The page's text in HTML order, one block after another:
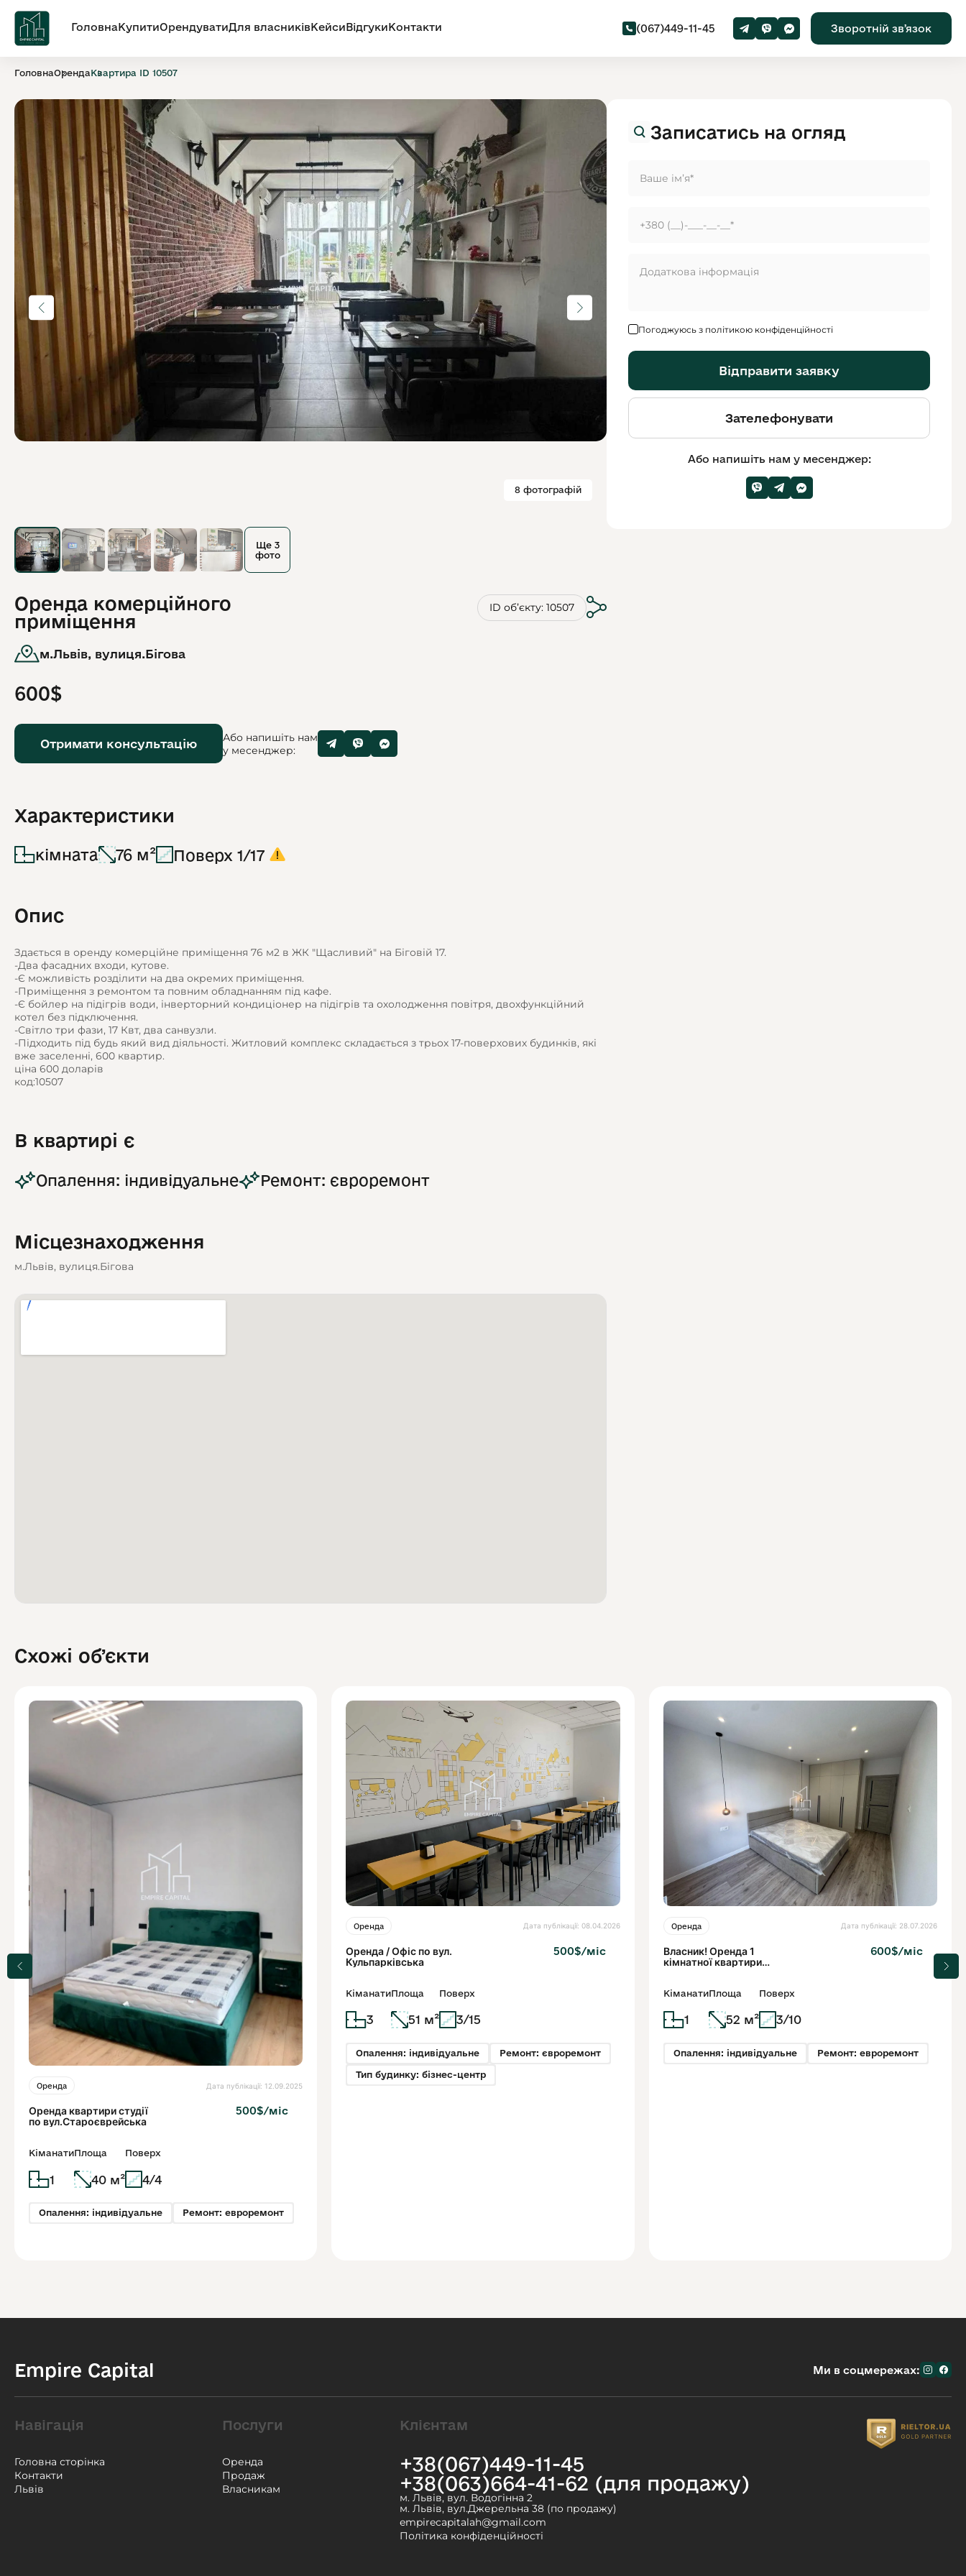
ГоловнаКупитиОрендуватиДля власниківКейсиВідгукиКонтакти (067)449-11-45 Зворотній звʼязок
ГоловнаОрендаКвартира ID 10507
8 фотографій
Ще 3
фото
Оренда комерційного
приміщення
м.Львів, вулиця.Бігова
ID обʼєкту: 10507
600$
Отримати консультацію
Або напишіть нам
у месенджер:
Характеристики
кімната 76 м² Поверх 1/17
Опис
Здається в оренду комерційне приміщення 76 м2 в ЖК "Щасливий" на Біговій 17.
-Два фасадних входи, кутове.
-Є можливість розділити на два окремих приміщення.
-Приміщення з ремонтом та повним обладнанням під кафе.
-Є бойлер на підігрів води, інверторний кондиціонер на підігрів та охолодження повітря, двохфункційний
котел без підключення.
-Світло три фази, 17 Квт, два санвузли.
-Підходить під будь який вид діяльності. Житловий комплекс складається з трьох 17-поверхових будинків, які
вже заселенні, 600 квартир.
ціна 600 доларів
код:10507
В квартирі є
Опалення: індивідуальне Ремонт: євроремонт
Місцезнаходження
м.Львів, вулиця.Бігова
Записатись на огляд
Погоджуюсь з політикою конфіденційності
Відправити заявку
Зателефонувати
Або напишіть нам у месенджер:
Схожі обʼєкти
Оренда Дата публікації: 12.09.2025
Оренда квартири студії
по вул.Староєврейська
500$/міс
Кіманати
1
Площа
40 м²
Поверх
4/4
Опалення: індивідуальне Ремонт: евроремонт
Оренда Дата публікації: 08.04.2026
Оренда / Офіс по вул.
Кульпарківська
500$/міс
Кіманати
3
Площа
51 м²
Поверх
3/15
Опалення: індивідуальне Ремонт: євроремонт
Тип будинку: бізнес-центр
Оренда Дата публікації: 28.07.2026
Власник! Оренда 1
кімнатної квартири
600$/міс
Кіманати
1
Площа
52 м²
Поверх
3/10
Опалення: індивідуальне Ремонт: евроремонт
Empire Capital Ми в соцмережах:
Навігація
Головна сторінка
Контакти
Львів
Послуги
Оренда
Продаж
Власникам
Клієнтам
+38(067)449-11-45
+38(063)664-41-62 (для продажу)
м. Львів, вул. Водогінна 2
м. Львів, вул.Джерельна 38 (по продажу)
empirecapitalah@gmail.com
Політика конфіденційності